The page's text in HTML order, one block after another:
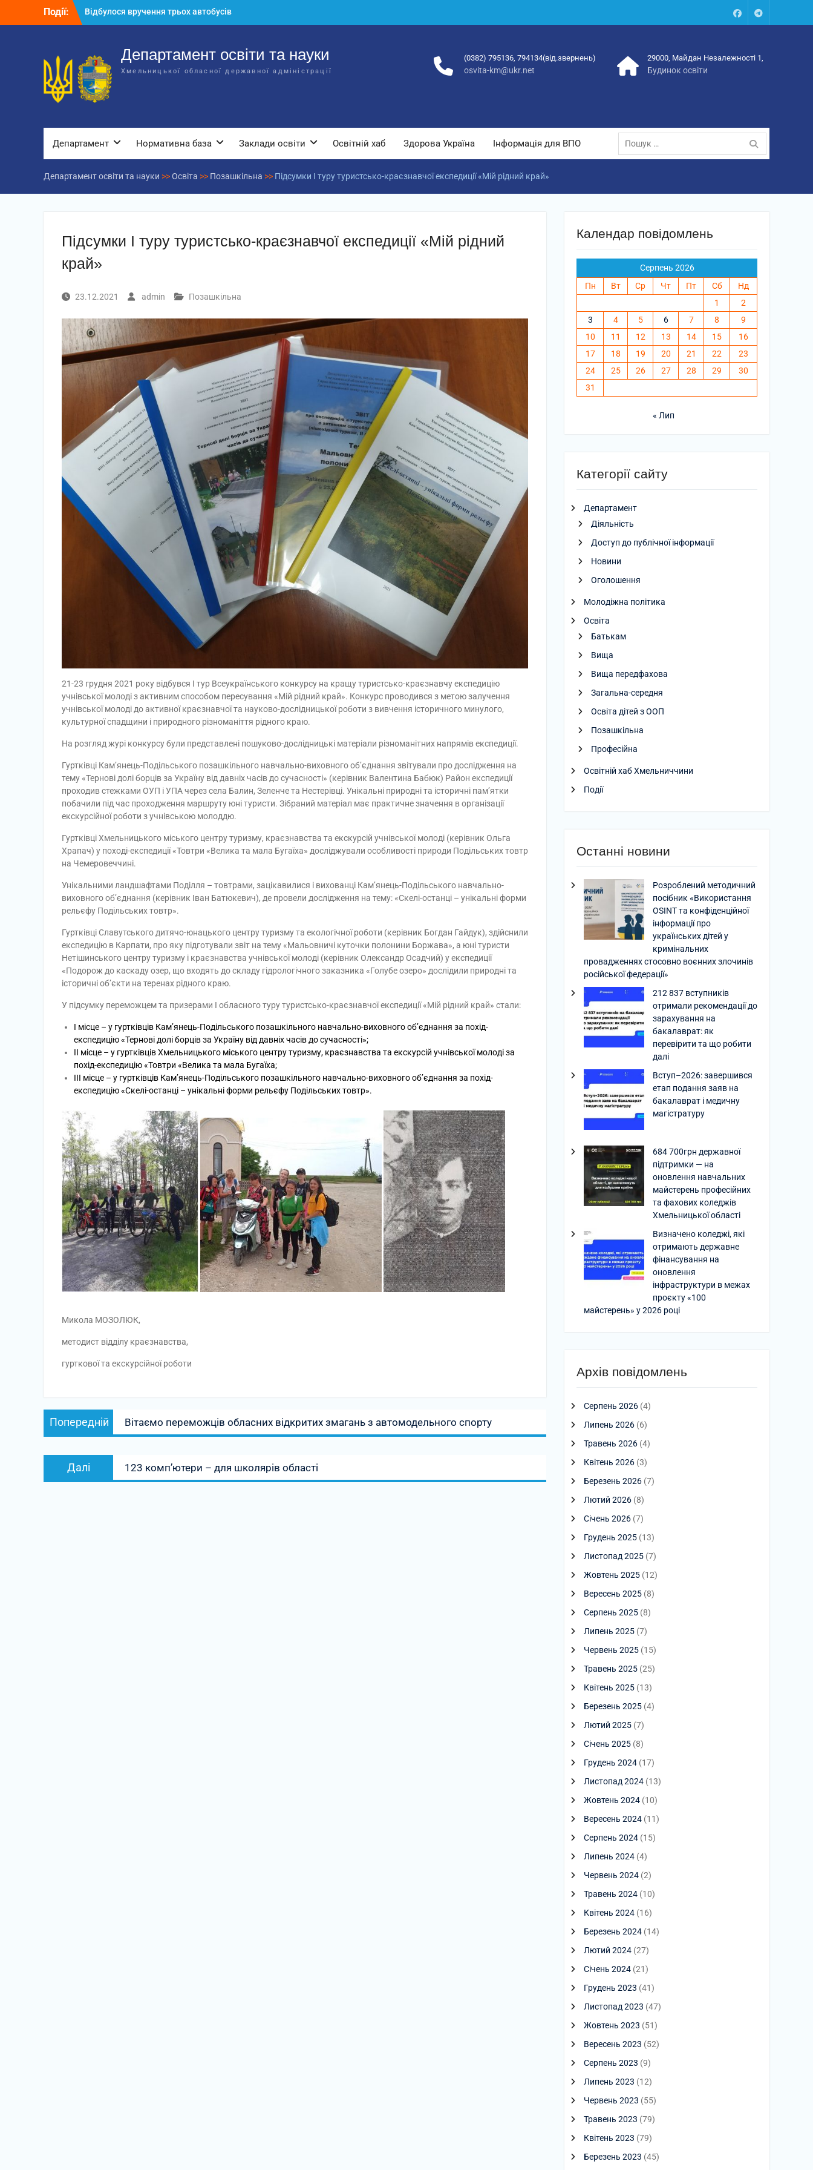
Події:
Відбулося вручення трьох автобусів
для потреб закладів освіти
Департаменту освіти та науки обласної
державної адміністрації
Відбулась обласна нарада для
відповідальних за національно-
патріотичне виховання
FacebookTalegram
Департамент освіти та науки
Хмельницької обласної державної адміністрації
(0382) 795136, 794134(від.звернень)
osvita-km@ukr.net
29000, Майдан Незалежності 1,
Будинок освіти
Департамент Нормативна база Заклади освіти Освітній хаб Здорова Україна Інформація для ВПО
Пошук:
Департамент освіти та науки >>Освіта >> Позашкільна >> Підсумки І туру туристсько-краєзнавчої експедиції «Мій рідний край»
Підсумки І туру туристсько-краєзнавчої експедиції «Мій рідний
край»
23.12.2021 admin Позашкільна
21-23 грудня 2021 року відбувся І тур Всеукраїнського конкурсу на кращу туристсько-краєзнавчу експедицію
учнівської молоді з активним способом пересування «Мій рідний край». Конкурс проводився з метою залучення
учнівської молоді до активної краєзнавчої та науково-дослідницької роботи з вивчення історичного минулого,
культурної спадщини і природного різноманіття рідного краю.
На розгляд журі конкурсу були представлені пошуково-дослідницькі матеріали різноманітних напрямів експедиції.
Гуртківці Кам’янець-Подільського позашкільного навчально-виховного об’єднання звітували про дослідження на
тему «Тернові долі борців за Україну від давніх часів до сучасності» (керівник Валентина Бабюк) Район експедиції
проходив стежками ОУП і УПА через села Балин, Зеленче та Нестерівці. Унікальні природні та історичні пам’ятки
побачили під час проходження маршруту юні туристи. Зібраний матеріал має практичне значення в організації
екскурсійної роботи з учнівською молоддю.
Гуртківці Хмельницького міського центру туризму, краєзнавства та екскурсій учнівської молоді (керівник Ольга
Храпач) у поході-експедиції «Товтри «Велика та мала Бугаїха» досліджували особливості природи Подільських товтр
на Чемеровеччині.
Унікальними ландшафтами Поділля – товтрами, зацікавилися і вихованці Кам’янець-Подільського навчально-
виховного об’єднання (керівник Іван Батюкевич), де провели дослідження на тему: «Скелі-останці – унікальні форми
рельєфу Подільських товтр».
Гуртківці Славутського дитячо-юнацького центру туризму та екологічної роботи (керівник Богдан Гайдук), здійснили
експедицію в Карпати, про яку підготували звіт на тему «Мальовничі куточки полонини Боржава», а юні туристи
Нетішинського центру туризму і краєзнавства учнівської молоді (керівник Олександр Осадчий) у експедиції
«Подорож до каскаду озер, що входять до складу гідрологічного заказника «Голубе озеро» дослідили природні та
історичні об’єкти на теренах рідного краю.
У підсумку переможцем та призерами І обласного туру туристсько-краєзнавчої експедиції «Мій рідний край» стали:
І місце – у гуртківців Кам’янець-Подільського позашкільного навчально-виховного об’єднання за похід-
експедицію «Тернові долі борців за Україну від давніх часів до сучасності»;
ІІ місце – у гуртківців Хмельницького міського центру туризму, краєзнавства та екскурсій учнівської молоді за
похід-експедицію «Товтри «Велика та мала Бугаїха;
ІІІ місце – у гуртківців Кам’янець-Подільського позашкільного навчально-виховного об’єднання за похід-
експедицію «Скелі-останці – унікальні форми рельєфу Подільських товтр».
Микола МОЗОЛЮК,
методист відділу краєзнавства,
гурткової та екскурсійної роботи
Навігація
записів
Попередній
Попередній
запис:
Вітаємо переможців обласних відкритих змагань з автомодельного спорту
Далі
запис:
123 комп’ютери – для школярів області
Календар повідомлень
Серпень 2026
Пн
Вт Ср Чт Пт Сб
Нд
1
2
3
4 5 6 7 8
9
10
11 12 13 14 15
16
17
18 19 20 21 22
23
24
25 26 27 28 29
30
31
« Лип
Категорії сайту
Департамент
Діяльність
Доступ до публічної інформації
Новини
Оголошення
Молодіжна політика
Освіта
Батькам
Вища
Вища передфахова
Загальна-середня
Освіта дітей з ООП
Позашкільна
Професійна
Освітній хаб Хмельниччини
Події
Останні новини
Розроблений методичний
посібник «Використання
OSINT та конфіденційної
інформації про
українських дітей у
кримінальних
провадженнях стосовно воєнних злочинів
російської федерації»
212 837 вступників
отримали рекомендації до
зарахування на
бакалаврат: як
перевірити та що робити
далі
Вступ–2026: завершився
етап подання заяв на
бакалаврат і медичну
магістратуру
684 700грн державної
підтримки — на
оновлення навчальних
майстерень професійних
та фахових коледжів
Хмельницької області
Визначено коледжі, які
отримають державне
фінансування на
оновлення
інфраструктури в межах
проєкту «100
майстерень» у 2026 році
Архів повідомлень
Серпень 2026 (4)
Липень 2026 (6)
Травень 2026 (4)
Квітень 2026 (3)
Березень 2026 (7)
Лютий 2026 (8)
Січень 2026 (7)
Грудень 2025 (13)
Листопад 2025 (7)
Жовтень 2025 (12)
Вересень 2025 (8)
Серпень 2025 (8)
Липень 2025 (7)
Червень 2025 (15)
Травень 2025 (25)
Квітень 2025 (13)
Березень 2025 (4)
Лютий 2025 (7)
Січень 2025 (8)
Грудень 2024 (17)
Листопад 2024 (13)
Жовтень 2024 (10)
Вересень 2024 (11)
Серпень 2024 (15)
Липень 2024 (4)
Червень 2024 (2)
Травень 2024 (10)
Квітень 2024 (16)
Березень 2024 (14)
Лютий 2024 (27)
Січень 2024 (21)
Грудень 2023 (41)
Листопад 2023 (47)
Жовтень 2023 (51)
Вересень 2023 (52)
Серпень 2023 (9)
Липень 2023 (12)
Червень 2023 (55)
Травень 2023 (79)
Квітень 2023 (79)
Березень 2023 (45)